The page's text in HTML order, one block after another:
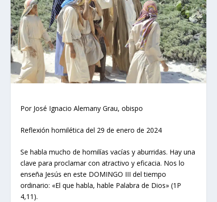
Por José Ignacio Alemany Grau, obispo
Reflexión homilética del 29 de enero de 2024
Se habla mucho de homilías vacías y aburridas. Hay una
clave para proclamar con atractivo y eficacia. Nos lo
enseña Jesús en este DOMINGO III del tiempo
ordinario: «El que habla, hable Palabra de Dios» (1P
4,11).